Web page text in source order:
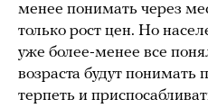
менее понимать через
только рост цен. Но
уже более-менее все
возраста будут понимать
терпеть и